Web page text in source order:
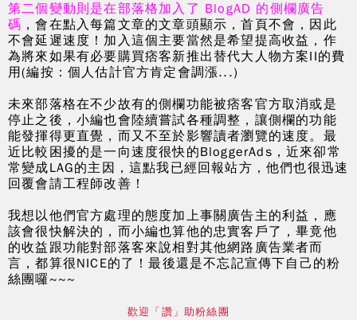
第二個變動則是在部落格加入了 BlogAD 的側欄廣告
碼 ，會在點入每篇文章的文章頭顯示，首頁不會，因此
不會延遲速度！加入這個主要當然是希望提高收益，作
為將來如果有必要購買痞客新推出替代大人物方案II的費
用(編按：個人估計官方肯定會調漲...)
未來部落格在不少故有的側欄功能被痞客官方取消或是
停止之後，小編也會陸續嘗試各種調整，讓側欄的功能
能發揮得更直覺，而又不至於影響讀者瀏覽的速度。最
近比較困擾的是一向速度很快的BloggerAds，近來卻常
常變成LAG的主因，這點我已經回報站方，他們也很迅速
回覆會請工程師改善！
我想以他們官方處理的態度加上事關廣告主的利益，應
該會很快解決的，而小編也算他的忠實客戶了，畢竟他
的收益跟功能對部落客來說相對其他網路廣告業者而
言，都算很NICE的了！最後還是不忘記宣傳下自己的粉
絲團囉~~~
歡迎「讚」助粉絲團